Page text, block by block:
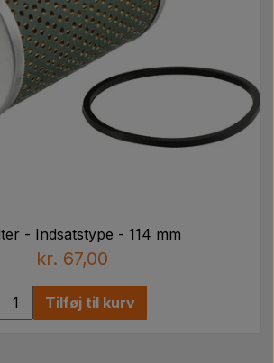
- Indsatstype - 114 mm
kr. 67,00
Tilføj til kurv